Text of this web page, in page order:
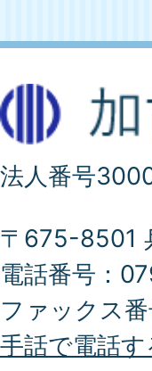
法人番号
〒675-8501
電話番号：
ファックス
手話で電話す